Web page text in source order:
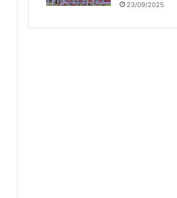
23/09/2025